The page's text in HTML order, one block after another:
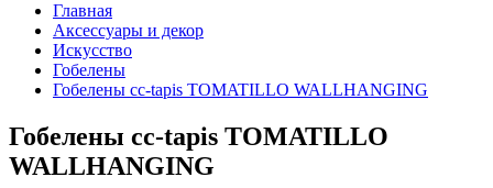
Главная
Аксессуары и декор
Искусство
Гобелены
Гобелены cc-tapis TOMATILLO WALLHANGING
Гобелены cc-tapis TOMATILLO
WALLHANGING